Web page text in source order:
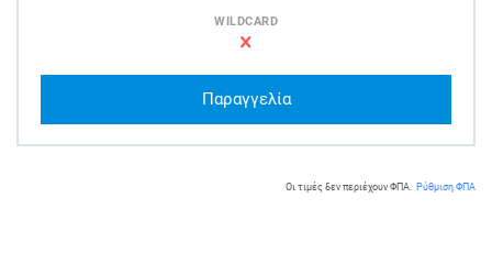
WILDCARD
Παραγγελία
Οι τιμές δεν περιέχουν ΦΠΑ. Ρύθμιση ΦΠΑ